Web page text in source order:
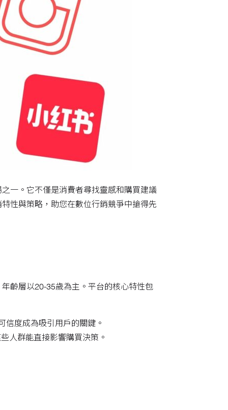
一。它不僅是消費者尋找靈感和購買建議
性與策略，助您在數位行銷競爭中搶得先
齡層以20-35歲為主。平台的核心特性包
信度成為吸引用戶的關鍵。
人群能直接影響購買決策。